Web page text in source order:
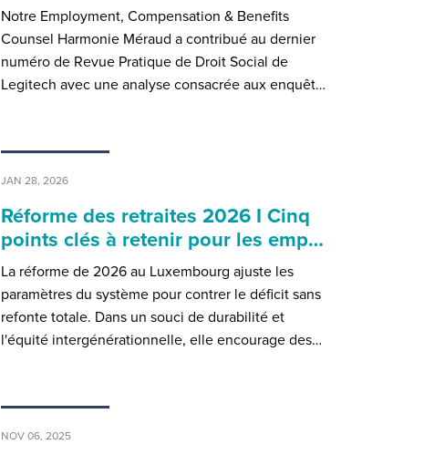
Notre Employment, Compensation & Benefits
Counsel Harmonie Méraud a contribué au dernier
numéro de Revue Pratique de Droit Social de
Legitech avec une analyse consacrée aux enquêt…
JAN 28, 2026
Réforme des retraites 2026 I Cinq
points clés à retenir pour les emp…
La réforme de 2026 au Luxembourg ajuste les
paramètres du système pour contrer le déficit sans
refonte totale. Dans un souci de durabilité et
l'équité intergénérationnelle, elle encourage des…
NOV 06, 2025